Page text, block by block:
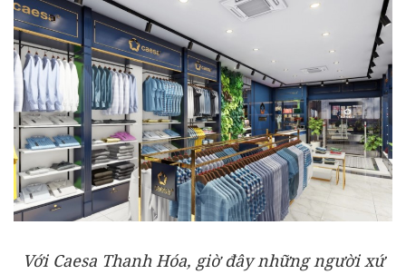
Với Caesa Thanh Hóa, giờ đây những người xứ